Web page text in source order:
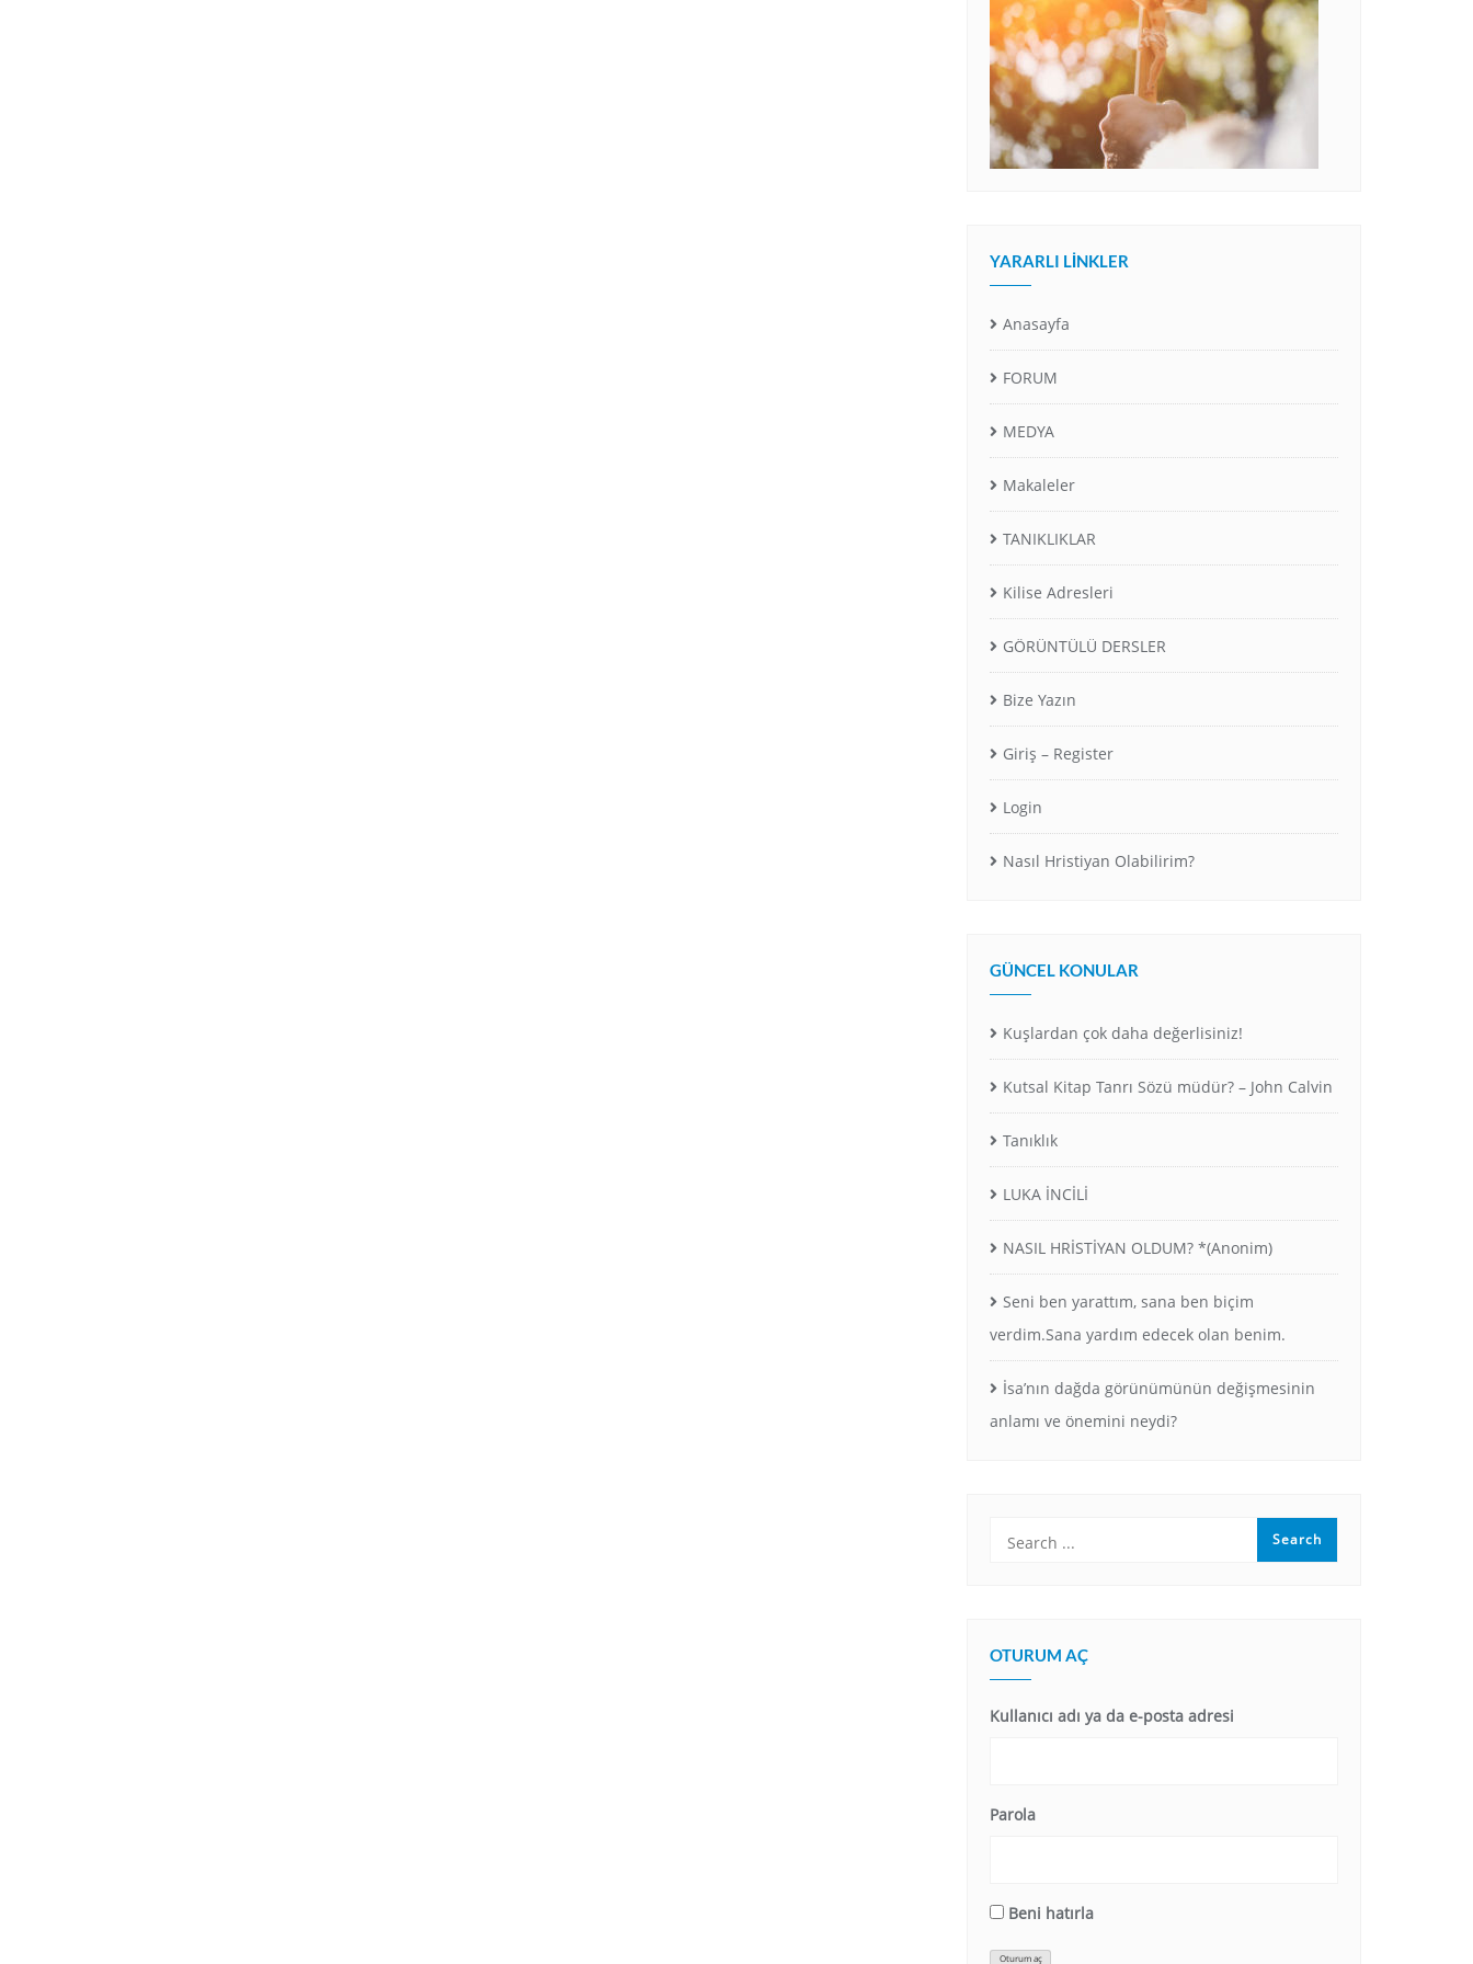
YARARLI LINKLER
Anasayfa
FORUM
MEDYA
Makaleler
TANIKLIKLAR
Kilise Adresleri
GÖRÜNTÜLÜ DERSLER
Bize Yazın
Giriş – Register
Login
Nasıl Hristiyan Olabilirim?
GÜNCEL KONULAR
Kuşlardan çok daha değerlisiniz!
Kutsal Kitap Tanrı Sözü müdür? – John Calvin
Tanıklık
LUKA İNCİLİ
NASIL HRİSTİYAN OLDUM? *(Anonim)
Seni ben yarattım, sana ben biçim
verdim.Sana yardım edecek olan benim.
İsa’nın dağda görünümünün değişmesinin
anlamı ve önemini neydi?
OTURUM AÇ
Kullanıcı adı ya da e-posta adresi
Parola
Beni hatırla
Oturum aç